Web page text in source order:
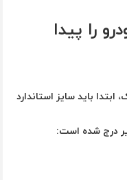
را پیدا
باید سایز استاندارد
درج شده است: